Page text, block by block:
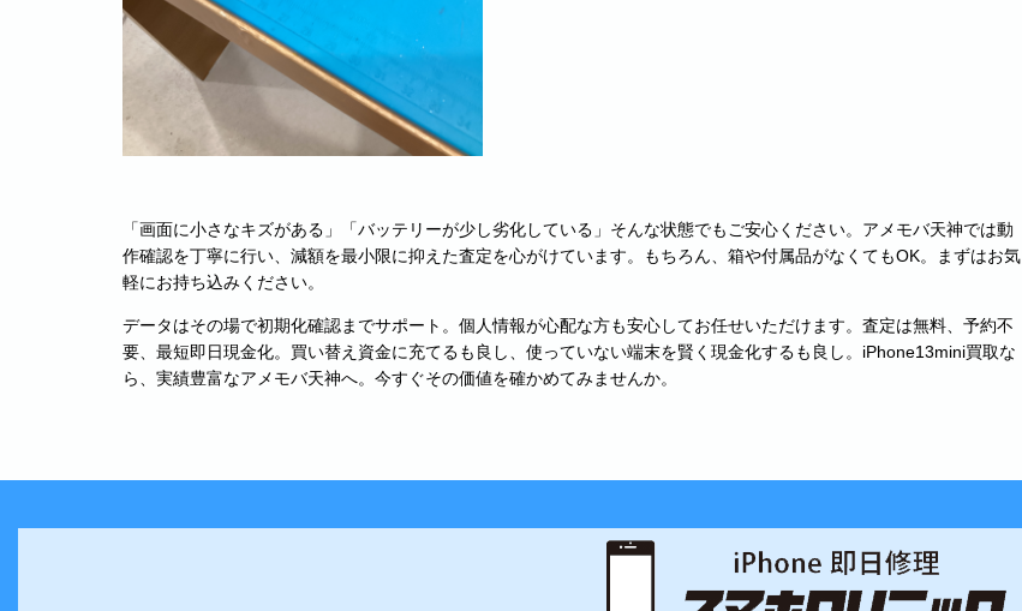
「画面に小さなキズがある」「バッテリーが少し劣化している」そんな状態でもご安心ください。アメモバ天神では動
作確認を丁寧に行い、減額を最小限に抑えた査定を心がけています。もちろん、箱や付属品がなくてもOK。まずはお気
軽にお持ち込みください。
データはその場で初期化確認までサポート。個人情報が心配な方も安心してお任せいただけます。査定は無料、予約不
要、最短即日現金化。買い替え資金に充てるも良し、使っていない端末を賢く現金化するも良し。iPhone13mini買取な
ら、実績豊富なアメモバ天神へ。今すぐその価値を確かめてみませんか。